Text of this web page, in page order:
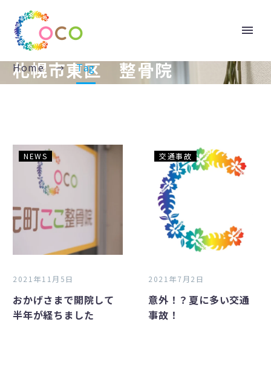
札幌市東区 整骨院
Home Tag
お
げ
ま
で
開
院
し
半
年
NEWS
2021年11月5日
おかげさまで開院して
半年が経ちました
意
外！？
交
交通事故
2021年7月2日
意外！？夏に多い交通
事故！